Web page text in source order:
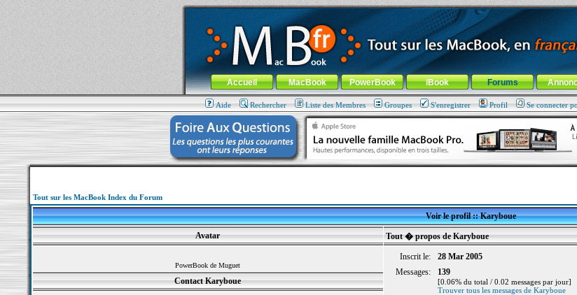
MacBook-fr.com : 100% Apple... 100% nomade !
Aller au contenu-Aller au menu général-Aller au menu de la rubrique
Menu général
Accueil MacBook PowerBook iBook Forums
Aide Rechercher Liste des Membres Groupes S'enregistrer Profil Se connecter
Tout sur les MacBook Index du Forum
Voir le profil :: Karyboue
Avatar
Tout � propos de Karyboue
PowerBook de Muguet
Inscrit le:
28 Mar 2005
Messages:
139
[0.06% du total / 0.02 messages par jour]
Trouver tous les messages de Karyboue
Contact Karyboue